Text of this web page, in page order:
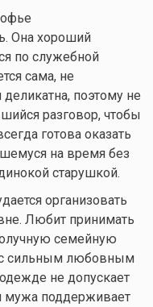
Она хороший
по служебной
сама, не
поэтому не
разговор, чтобы
готова оказать
на время без
старушкой.
организовать
Любит принимать
семейную
с сильным любовным
не допускает
мужа поддерживает